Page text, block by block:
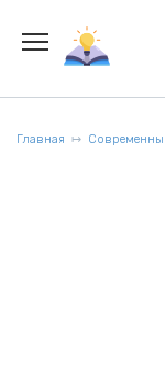
содержанию
Главная